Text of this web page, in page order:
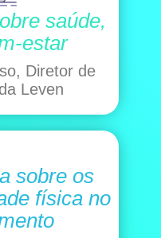
saúde,
estar
Diretor de
Leven
sobre os
física no